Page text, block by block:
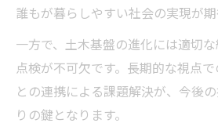
誰もが暮らしやすい社会の実現が期
一方で、土木基盤の進化には適切
点検が不可欠です。長期的な視点
との連携による課題解決が、今後
りの鍵となります。